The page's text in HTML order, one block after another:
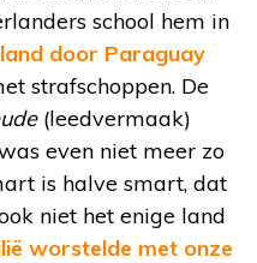
school hem in
door Paraguay
strafschoppen. De
(leedvermaak)
even niet meer zo
is halve smart, dat
niet het enige land
worstelde met onze